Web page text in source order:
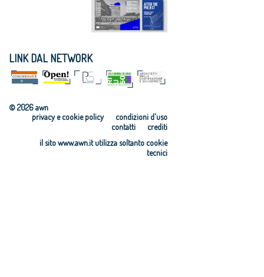
LINK DAL NETWORK
© 2026 awn
condizioni d'uso
privacy e cookie policy
crediti
contatti
il sito www.awn.it utilizza soltanto cookie
tecnici